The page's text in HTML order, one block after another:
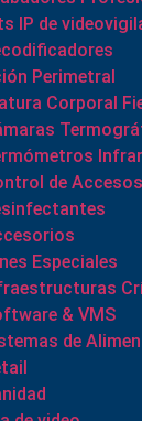
IP de
Perimetral
Corporal
de
Especiales
& VMS
de